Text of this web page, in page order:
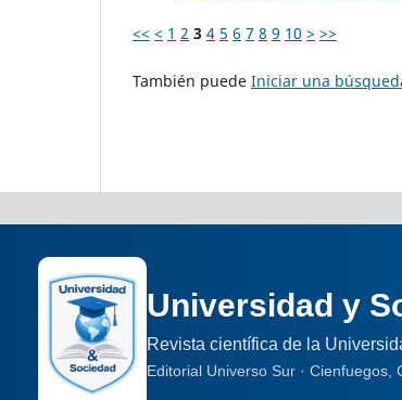
<< < 1 2 3 4 5 6 7 8 9 10 > >>
También puede Iniciar una
Universidad y
Revista científica de la
Editorial Universo Sur · Cienfuegos,